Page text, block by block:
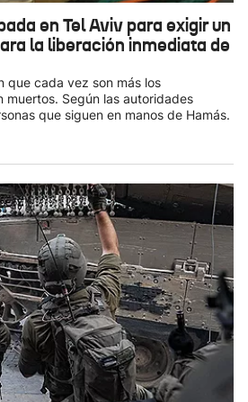
en Tel Aviv para exigir un
la liberación inmediata de
que cada vez son más los
muertos. Según las autoridades
que siguen en manos de Hamás.